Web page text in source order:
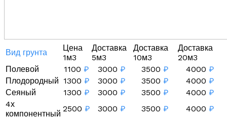
Вид грунта
Цена
1м3
Доставка
5м3
Доставка
10м3
Доставка
20м3
Полевой
1100 ₽ 3000 ₽ 3500 ₽ 4000 ₽
Плодородный 1300 ₽ 3000 ₽ 3500 ₽ 4000 ₽
Сеяный
1300 ₽ 3000 ₽ 3500 ₽ 4000 ₽
4х
компонентный
2500 ₽ 3000 ₽ 3500 ₽ 4000 ₽